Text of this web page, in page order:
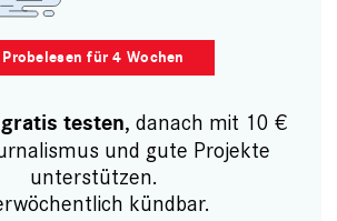
Probelesen für 4 Wochen
testen, danach mit 10 €
und gute Projekte
unterstützen.
kündbar.